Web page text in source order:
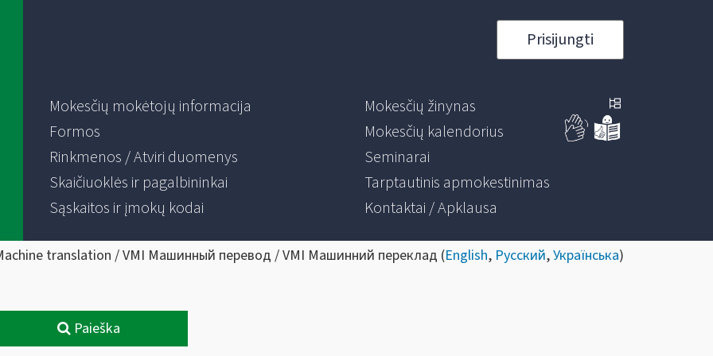
Prisijungti
Mokesčių mokėtojų informacija
Formos
Rinkmenos / Atviri duomenys
Skaičiuoklės ir pagalbininkai
Sąskaitos ir įmokų kodai
Mokesčių žinynas
Mokesčių kalendorius
Seminarai
Tarptautinis apmokestinimas
Kontaktai / Apklausa
translation / VMI Машинный перевод / VMI Машинний переклад (English, Русский,Українська)
Paieška